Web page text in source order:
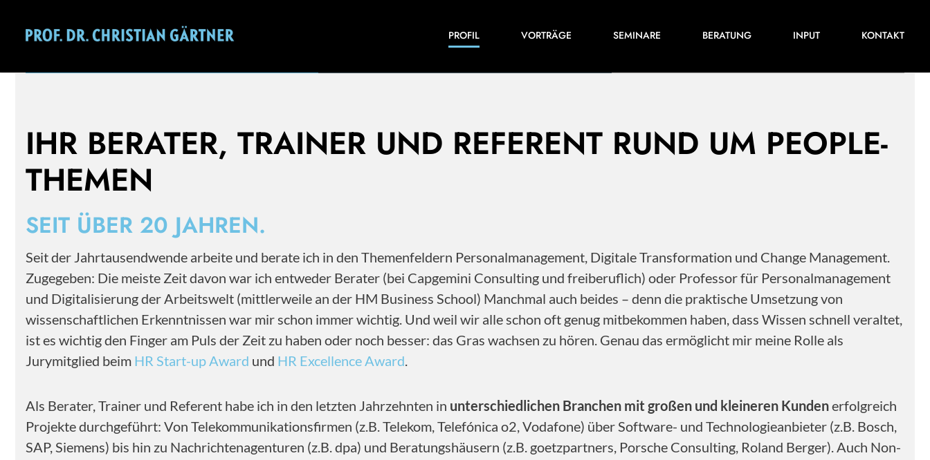
PROFIL VORTRÄGE SEMINARE BERATUNG INPUT KONTAKT
Mehr als 20 Jahre Erfahrung im Personal- und
Change Management.
Veröffentlichungen, Videos und vieles mehr.
IHR BERATER, TRAINER UND REFERENT RUND UM PEOPLE-
THEMEN
SEIT ÜBER 20 JAHREN.
Seit der Jahrtausendwende arbeite und berate ich in den Themenfeldern Personalmanagement, Digitale Transformation und Change Management.
Zugegeben: Die meiste Zeit davon war ich entweder Berater (bei Capgemini Consulting und freiberuflich) oder Professor für Personalmanagement
und Digitalisierung der Arbeitswelt (mittlerweile an der HM Business School) Manchmal auch beides – denn die praktische Umsetzung von
wissenschaftlichen Erkenntnissen war mir schon immer wichtig. Und weil wir alle schon oft genug mitbekommen haben, dass Wissen schnell veraltet,
ist es wichtig den Finger am Puls der Zeit zu haben oder noch besser: das Gras wachsen zu hören. Genau das ermöglicht mir meine Rolle als
Jurymitglied beim HR Start-up Award und HR Excellence Award.
Als Berater, Trainer und Referent habe ich in den letzten Jahrzehnten in unterschiedlichen Branchen mit großen und kleineren Kundenerfolgreich
Projekte durchgeführt: Von Telekommunikationsfirmen (z.B. Telekom, Telefónica o2, Vodafone) über Software- und Technologieanbieter (z.B. Bosch,
SAP, Siemens) bis hin zu Nachrichtenagenturen (z.B. dpa) und Beratungshäusern (z.B. goetzpartners, Porsche Consulting, Roland Berger). Auch Non-